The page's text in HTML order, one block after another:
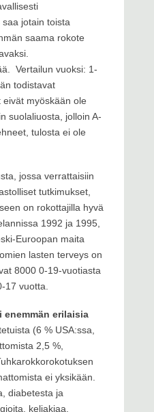
jotain toista
saama rokote
Vertailun vuoksi: 1-
todistavat
myöskään ole
suolaliuosta, jolloin A-
tulosta ei ole
jossa verrattaisiin
tutkimukset,
on rokottajilla hyvä
1992 ja 1995,
Euroopan maita
lasten terveys on
8000 0-19-vuotiasta
17 vuotta.
erilaisia
(6 % USA:ssa,
2,5 %,
ei yksikään.
diabetesta ja
keliakiaa,